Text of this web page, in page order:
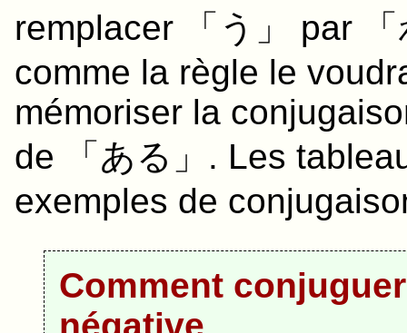
remplacer 「う」 par
comme la règle le
mémoriser la
de 「 ある 」. Les
exemples de
Comment